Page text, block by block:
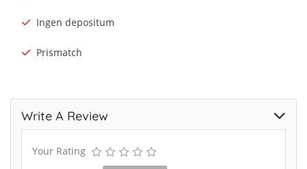
Ingen depositum
Prismatch
Write A Review
Your Rating